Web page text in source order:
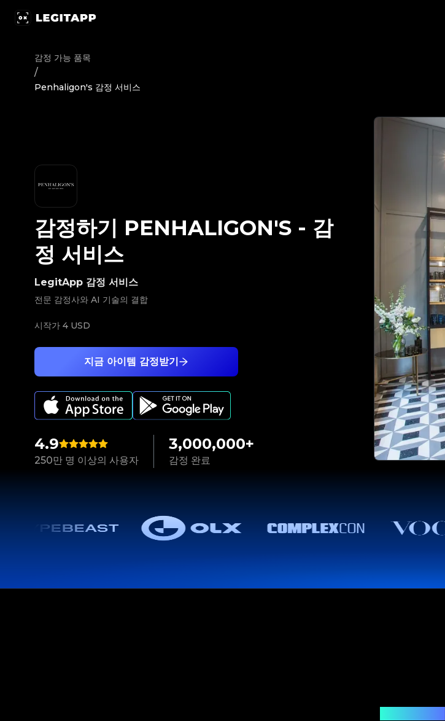
감정 가능 품목
/
Penhaligon's 감정 서비스
4.9
250만 명 이상의 사용자
3,000,000+
감정 완료
지금 아이템 감정받기
LegitApp 감정 서비스
전문 감정사와 AI 기술의 결합
시작가 4 USD
감정하기 PENHALIGON'S - 감
정 서비스